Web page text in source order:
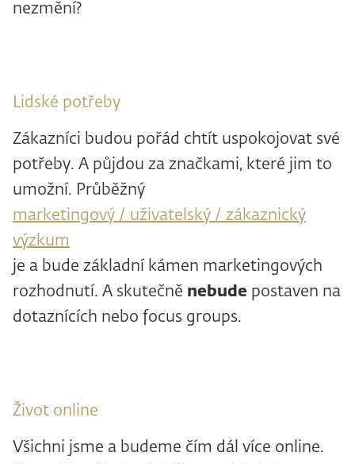
nezmění?
Lidské potřeby
Zákazníci budou pořád chtít uspokojovat své
potřeby. A půjdou za značkami, které jim to
umožní. Průběžný
marketingový / uživatelský / zákaznický
výzkum
je a bude základní kámen marketingových
rozhodnutí. A skutečně nebude postaven na
dotaznících nebo focus groups.
Život online
Všichni jsme a budeme čím dál více online.